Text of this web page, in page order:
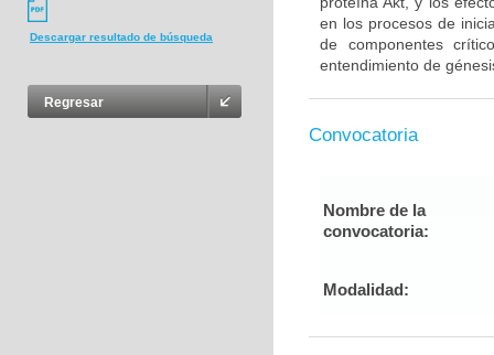
Descargar resultado de búsqueda
Regresar
en los procesos de
de componentes
entendimiento de
Convocatoria
Nombre de la
convocatoria:
Modalidad: